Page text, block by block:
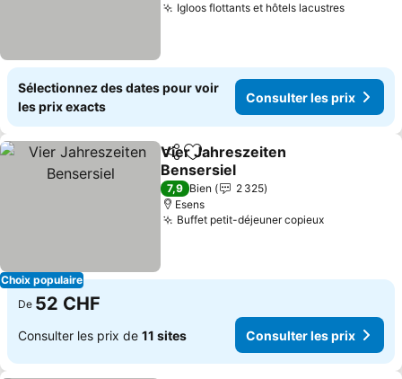
Igloos flottants et hôtels lacustres
Sélectionnez des dates pour voir
les prix exacts
Consulter les prix
Choix populaire
PartagerAjouter à mes favoris
Vier Jahreszeiten
Bensersiel
Consulter les prix
7,9 Bien
2 325
Esens
Buffet petit-déjeuner copieuxConsulter
De 52 CHF
Consulter les prix de 11 sites Consulter les prix